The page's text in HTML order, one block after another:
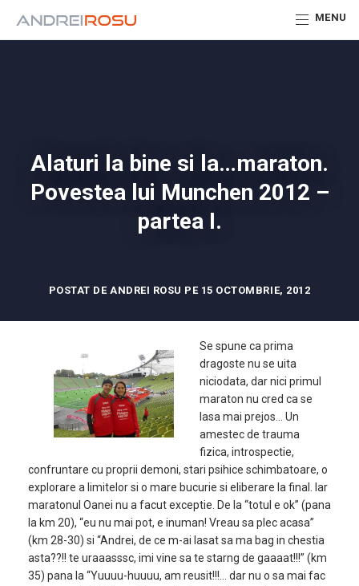
MENU
Alaturi la bine si la…maraton.
Povestea lui Munchen 2012 –
partea I.
POSTAT DE ANDREI ROSU PE 15 OCTOMBRIE, 2012
Se spune ca prima
dragoste nu se uita
niciodata, dar nici primul
maraton nu cred ca se
lasa mai prejos… Un
amestec de trauma
fizica, introspectie,
confruntare cu proprii demoni, stari psihice schimbatoare, o
explorare a limitelor si o mare bucurie si eliberare la final. Iar
maratonul Oanei nu a facut exceptie. De la “totul e ok” (pana
la km 20), “eu nu mai pot, e inuman! Vreau sa plec acasa”
(km 28-30) si “Andrei, de ce m-ai lasat sa ma bag in chestia
asta??!! te uraaasssc, imi vine sa te starng de gaaaat!!!” (km
35) pana la “Yuuuu-huuuu, am reusit!!!… dar nu o sa mai fac